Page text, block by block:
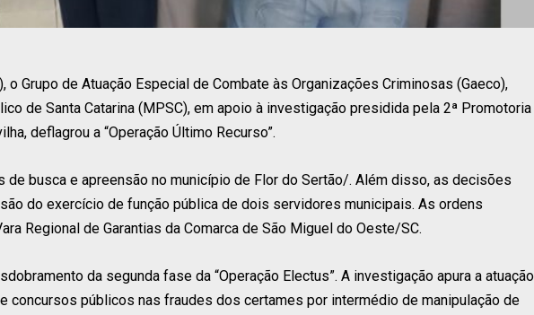
o Grupo de Atuação Especial de Combate às Organizações Criminosas (Gaeco),
de Santa Catarina (MPSC), em apoio à investigação presidida pela 2ª Promotoria
deflagrou a “Operação Último Recurso”.
de busca e apreensão no município de Flor do Sertão/. Além disso, as decisões
do exercício de função pública de dois servidores municipais. As ordens
Regional de Garantias da Comarca de São Miguel do Oeste/SC.
da segunda fase da “Operação Electus”. A investigação apura a atuação
concursos públicos nas fraudes dos certames por intermédio de manipulação de